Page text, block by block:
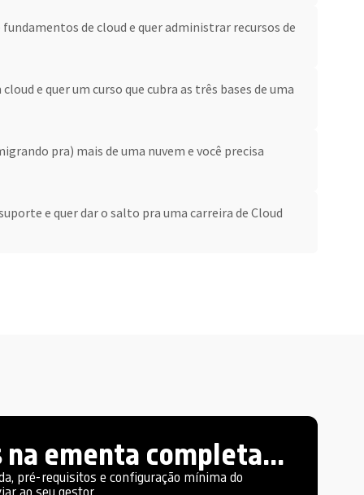
fundamentos de cloud e quer administrar recursos de
e quer um curso que cubra as três bases de uma
pra) mais de uma nuvem e você precisa
e quer dar o salto pra uma carreira de Cloud
ementa completa...
pré-requisitos e configuração mínima do